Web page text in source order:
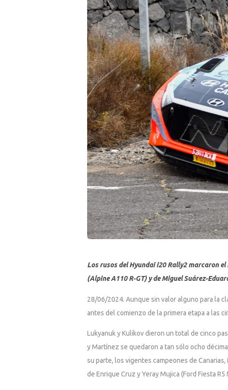
Los rusos del Hyundai i20 Rally2 marcaron
(Alpine A110 R-GT) y de Miguel Suárez-
28/06/2024. Aunque sin valor alguno para la
antes del comienzo de la primera etapa a las
Lukyanuk y Kulikov dieron un total de cinco
y Martínez se quedaron a tan sólo ocho
su parte, los vigentes campeones de
de Enrique Cruz y Yeray Mujica (Ford Fiesta R5